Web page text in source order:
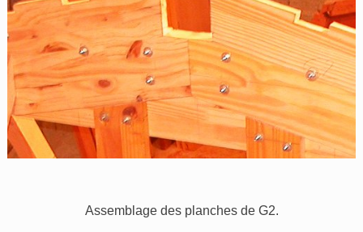
Assemblage des planches de G2.